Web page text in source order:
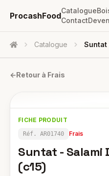
ProcashFood
Catalogue
Contact
Accueil Catalogue
←Retour à Frais
FICHE PRODUIT
Réf. AR01740 Frais
Suntat - Salami
(c15)